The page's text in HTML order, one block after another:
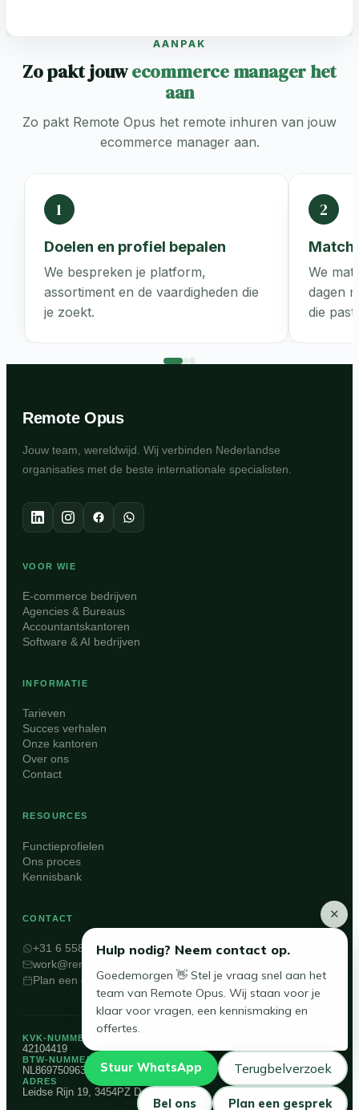
AANPAK
Zo pakt jouwecommerce manager het
aan
Zo pakt Remote Opus het remote inhuren van jouw
ecommerce manager aan.
1
Doelen en profiel bepalen
We bespreken je platform,
assortiment en de vaardigheden die
je zoekt.
2
Match
We
dagen
die
Remote Opus
Jouw team, wereldwijd. Wij verbinden Nederlandse
organisaties met de beste internationale specialisten.
VOOR WIE
E-commerce bedrijven
Agencies & Bureaus
Accountantskantoren
Software & AI bedrijven
INFORMATIE
Tarieven
Succes verhalen
Onze kantoren
Over ons
Contact
RESOURCES
Functieprofielen
Ons proces
Kennisbank
CONTACT
+31 6 558 560 49
work@remote-opus.com
Plan een gesprek
KVK-NUMMER
42104419
BTW-NUMMER
NL869750963B01
ADRES
Leidse Rijn 19, 3454PZ De Meern
✕
Hulp nodig? Neem contact op.
Goedemorgen 👋 Stel je vraag snel aan het
team van Remote Opus. Wij staan voor je
klaar voor vragen, een kennismaking en
offertes.
Stuur WhatsApp Terugbelverzoek
Bel ons Plan een gesprek